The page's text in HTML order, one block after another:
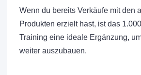
Wenn du bereits Verkäufe mit den
Produkten erzielt hast, ist das
Training eine ideale Ergänzung,
weiter auszubauen.